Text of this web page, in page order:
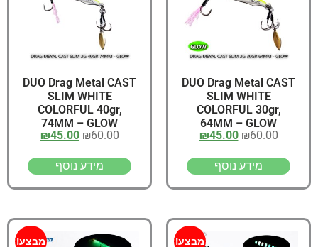
DUO Drag Metal CAST
SLIM WHITE
COLORFUL 30gr,
64MM – GLOW
₪60.00
₪45.00
מידע נוסף
DUO Drag Metal CAST
SLIM WHITE
COLORFUL 40gr,
74MM – GLOW
₪60.00
₪45.00
מידע נוסף
מבצע! מבצע!